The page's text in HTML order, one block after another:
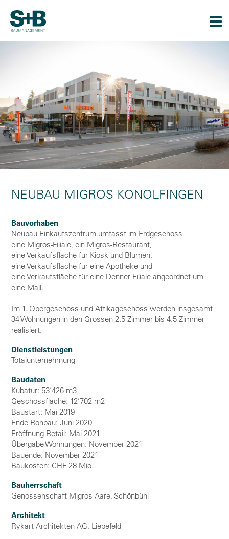
NEUBAU MIGROS KONOLFINGEN
Bauvorhaben
Neubau Einkaufszentrum umfasst im Erdgeschoss
eine Migros-Filiale, ein Migros-Restaurant,
eine Verkaufsfläche für Kiosk und Blumen,
eine Verkaufsfläche für eine Apotheke und
eine Verkaufsfläche für eine Denner Filiale angeordnet um
eine Mall.
Im 1. Obergeschoss und Attikageschoss werden insgesamt
34 Wohnungen in den Grössen 2.5 Zimmer bis 4.5 Zimmer
realisiert.
Dienstleistungen
Totalunternehmung
Baudaten
Kubatur: 53’426 m3
Geschossfläche: 12’702 m2
Baustart: Mai 2019
Ende Rohbau: Juni 2020
Eröffnung Retail: Mai 2021
Übergabe Wohnungen: November 2021
Bauende: November 2021
Baukosten: CHF 28 Mio.
Bauherrschaft
Genossenschaft Migros Aare, Schönbühl
Architekt
Rykart Architekten AG, Liebefeld